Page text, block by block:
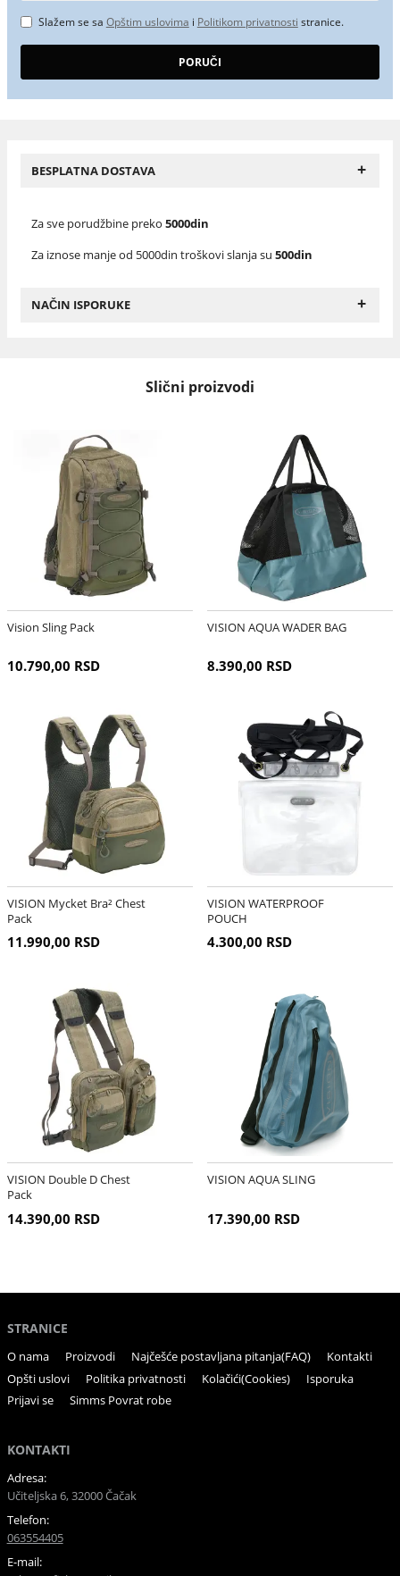
Slažem se sa Opštim uslovima i Politikom privatnosti stranice.
BESPLATNA DOSTAVA +
Za sve porudžbine preko 5000din
Za iznose manje od 5000din troškovi slanja su 500din
NAČIN ISPORUKE +
Slični proizvodi
Vision Sling Pack
10.790,00 RSD
VISION AQUA WADER BAG
8.390,00 RSD
VISION Mycket Bra² Chest
Pack
11.990,00 RSD
VISION WATERPROOF
POUCH
4.300,00 RSD
VISION Double D Chest
Pack
14.390,00 RSD
VISION AQUA SLING
17.390,00 RSD
STRANICE
O nama Proizvodi Najčešće postavljana pitanja(FAQ)
Kontakti
Opšti uslovi
Politika privatnosti Kolačići(Cookies)
Isporuka
Prijavi se
Simms Povrat robe
KONTAKTI
Adresa:
Učiteljska 6, 32000 Čačak
Telefon:
063554405
E-mail: